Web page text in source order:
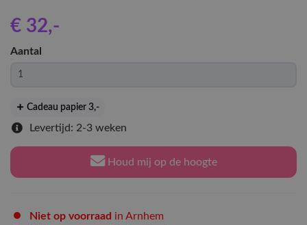
€ 32,-
Aantal
Cadeau papier 3,-
Levertijd: 2-3 weken
Houd mij op de hoogte
Niet op voorraad in Arnhem